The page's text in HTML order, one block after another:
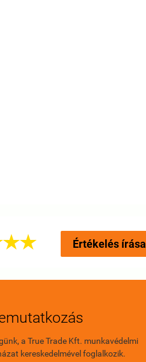
 Értékelés írása
a True Trade Kft. munkavédelmi
kereskedelmével foglalkozik.